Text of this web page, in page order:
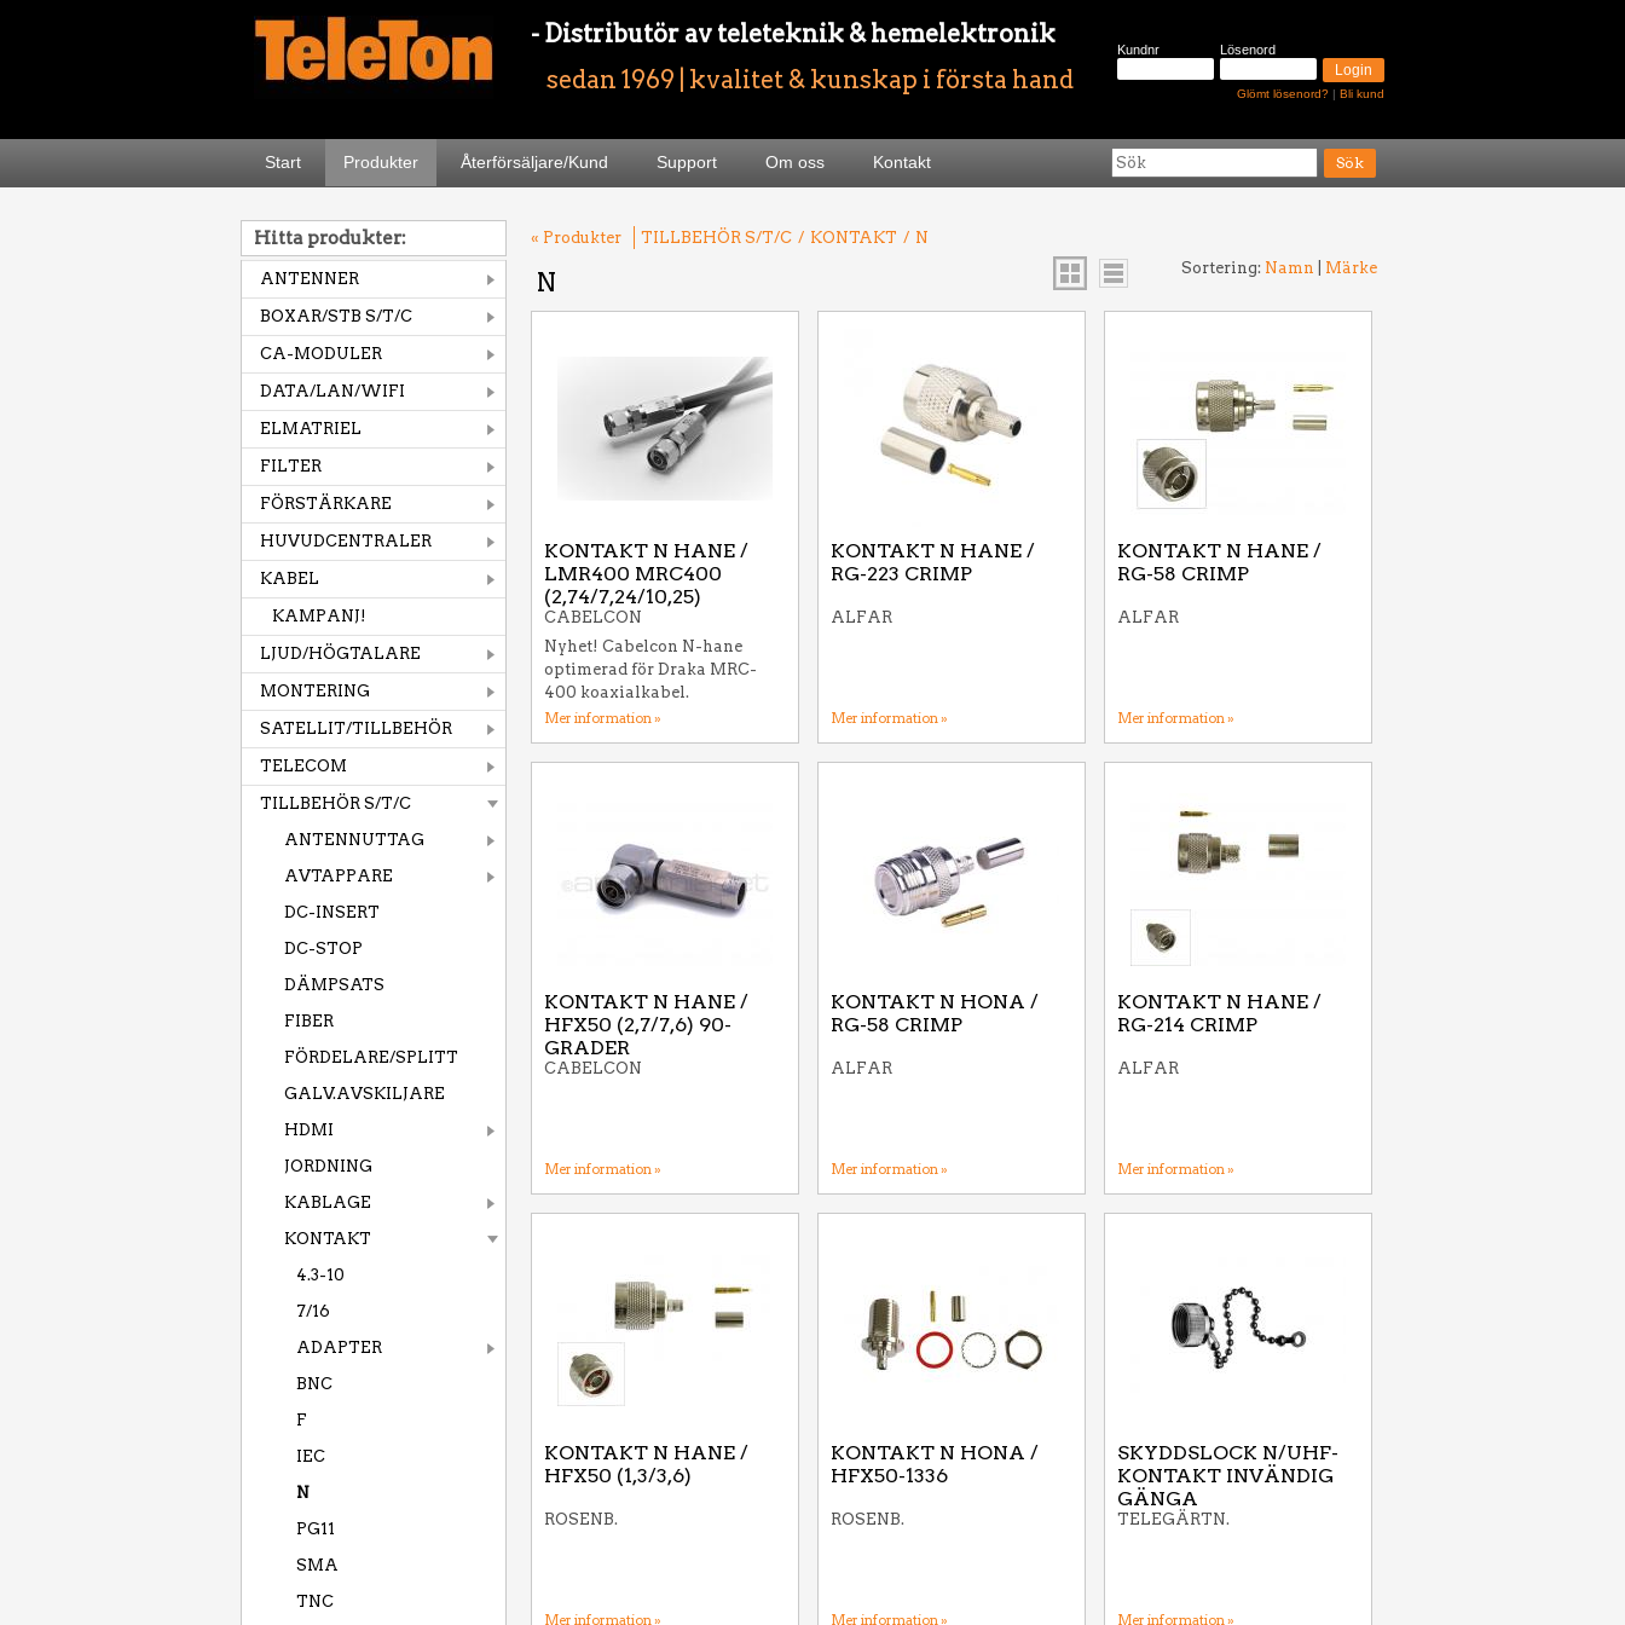
- Distributör av teleteknik & hemelektronik
sedan 1969 | kvalitet & kunskap i första hand
Kundnr Lösenord
Glömt lösenord? | Bli kund
Start Produkter Återförsäljare/Kund Support Om oss Kontakt
Hitta produkter:
ANTENNER
BOXAR/STB S/T/C
CA-MODULER
DATA/LAN/WIFI
ELMATRIEL
FILTER
FÖRSTÄRKARE
HUVUDCENTRALER
KABEL
KAMPANJ!
LJUD/HÖGTALARE
MONTERING
SATELLIT/TILLBEHÖR
TELECOM
TILLBEHÖR S/T/C
ANTENNUTTAG
AVTAPPARE
DC-INSERT
DC-STOP
DÄMPSATS
FIBER
FÖRDELARE/SPLITT
GALV.AVSKILJARE
HDMI
JORDNING
KABLAGE
KONTAKT
4.3-10
7/16
ADAPTER
BNC
F
IEC
N
PG11
SMA
TNC
« Produkter TILLBEHÖR S/T/C / KONTAKT / N
N
Sortering: Namn Märke
KONTAKT N HANE /
LMR400 MRC400
(2,74/7,24/10,25)
CABELCON
Nyhet! Cabelcon N-hane
optimerad för Draka MRC-
400 koaxialkabel.
Mer information »
KONTAKT N HANE /
RG-223 CRIMP
ALFAR
Mer information »
KONTAKT N HANE /
RG-58 CRIMP
ALFAR
Mer information »
KONTAKT N HANE /
HFX50 (2,7/7,6) 90-
GRADER
CABELCON
Mer information »
KONTAKT N HONA /
RG-58 CRIMP
ALFAR
Mer information »
KONTAKT N HANE /
RG-214 CRIMP
ALFAR
Mer information »
KONTAKT N HANE /
HFX50 (1,3/3,6)
ROSENB.
Mer information »
KONTAKT N HONA /
HFX50-1336
ROSENB.
Mer information »
SKYDDSLOCK N/UHF-
KONTAKT INVÄNDIG
GÄNGA
TELEGÄRTN.
Mer information »